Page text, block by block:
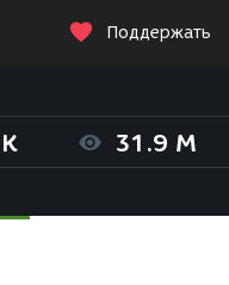
Поддержать
31.9 M